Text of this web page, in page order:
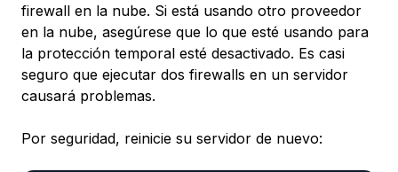
firewall en la nube. Si está usando otro proveedor
en la nube, asegúrese que lo que esté usando para
la protección temporal esté desactivado. Es casi
seguro que ejecutar dos firewalls en un servidor
causará problemas.
Por seguridad, reinicie su servidor de nuevo: